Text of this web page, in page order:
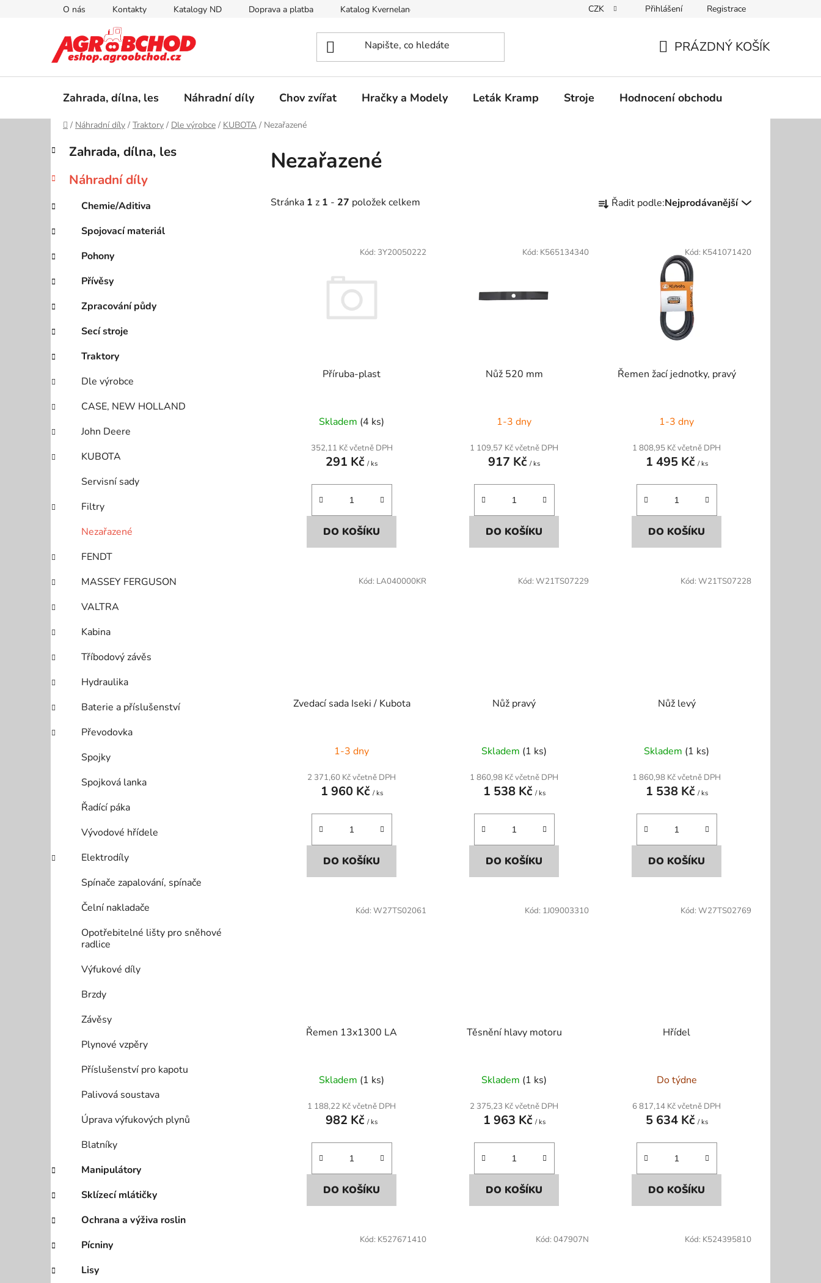
O nás Kontakty Katalogy ND Doprava a platba Katalog Kverneland Podmínky ochrany osobních údajů
CZK Přihlášení Registrace
KOŠÍK
PRÁZDNÝ KOŠÍK
Zahrada, dílna, les Náhradní díly Chov zvířat Hračky a Modely Leták Kramp Stroje Hodnocení obchodu
Domů
/ Náhradní díly / Traktory / Dle výrobce / KUBOTA / Nezařazené
P
s
r
a
n
n
p
a
e
l
Přeskočit
kategorie
K
a
e
o
i
e
Zahrada, dílna, les
Náhradní díly
Chemie/Aditiva
Spojovací materiál
Pohony
Přívěsy
Zpracování půdy
Secí stroje
Traktory
Dle výrobce
CASE, NEW HOLLAND
John Deere
KUBOTA
Servisní sady
Filtry
Nezařazené
FENDT
MASSEY FERGUSON
VALTRA
Kabina
Tříbodový závěs
Hydraulika
Baterie a příslušenství
Převodovka
Spojky
Spojková lanka
Řadící páka
Vývodové hřídele
Elektrodíly
Spínače zapalování, spínače
Čelní nakladače
Opotřebitelné lišty pro sněhové
radlice
Výfukové díly
Brzdy
Závěsy
Plynové vzpěry
Příslušenství pro kapotu
Palivová soustava
Úprava výfukových plynů
Blatníky
Manipulátory
Sklízecí mlátičky
Ochrana a výživa roslin
Pícniny
Lisy
Nezařazené
Stránka 1 z 1 - 27 položek celkem
a Řadit podle:Nejprodávanější
Příruba-plast
Skladem (4 ks)
352,11 Kč včetně DPH
291 Kč/ ks
DO KOŠÍKU
Kód: 3Y20050222
Nůž 520 mm
1-3 dny
1 109,57 Kč včetně DPH
917 Kč/ ks
DO KOŠÍKU
Kód: K565134340
Řemen žací jednotky, pravý
1-3 dny
1 808,95 Kč včetně DPH
1 495 Kč / ks
DO KOŠÍKU
Kód: K541071420
Zvedací sada Iseki / Kubota
1-3 dny
2 371,60 Kč včetně DPH
1 960 Kč / ks
DO KOŠÍKU
Kód: LA040000KR
Nůž pravý
Skladem (1 ks)
1 860,98 Kč včetně DPH
1 538 Kč / ks
DO KOŠÍKU
Kód: W21TS07229
Nůž levý
Skladem (1 ks)
1 860,98 Kč včetně DPH
1 538 Kč / ks
DO KOŠÍKU
Kód: W21TS07228
Řemen 13x1300 LA
Skladem (1 ks)
1 188,22 Kč včetně DPH
982 Kč/ ks
DO KOŠÍKU
Kód: W27TS02061
Těsnění hlavy motoru
Skladem (1 ks)
2 375,23 Kč včetně DPH
1 963 Kč / ks
DO KOŠÍKU
Kód: 1J09003310
Hřídel
Do týdne
6 817,14 Kč včetně DPH
5 634 Kč / ks
DO KOŠÍKU
Kód: W27TS02769
Kód: K527671410 Kód: 047907N Kód: K524395810